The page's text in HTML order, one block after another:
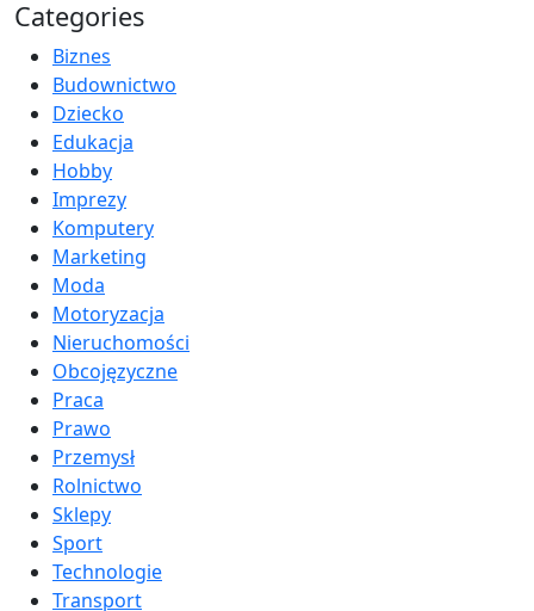
Categories
Biznes
Budownictwo
Dziecko
Edukacja
Hobby
Imprezy
Komputery
Marketing
Moda
Motoryzacja
Nieruchomości
Obcojęzyczne
Praca
Prawo
Przemysł
Rolnictwo
Sklepy
Sport
Technologie
Transport